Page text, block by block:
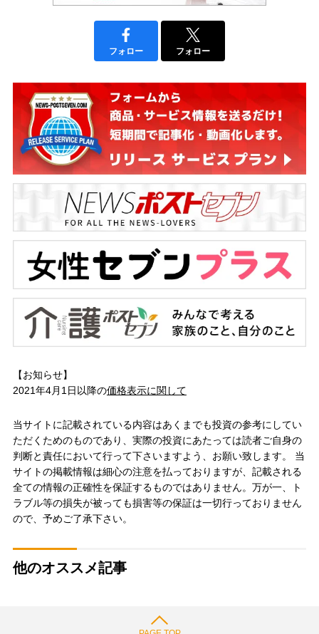
フォロー フォロー
【お知らせ】
2021年4月1日以降の価格表示に関して
当サイトに記載されている内容はあくまでも投資の参考にしてい
ただくためのものであり、実際の投資にあたっては読者ご自身の
判断と責任において行って下さいますよう、お願い致します。 当
サイトの掲載情報は細心の注意を払っておりますが、記載される
全ての情報の正確性を保証するものではありません。万が一、ト
ラブル等の損失が被っても損害等の保証は一切行っておりません
ので、予めご了承下さい。
他のオススメ記事